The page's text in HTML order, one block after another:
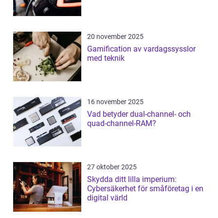
20 november 2025
Gamification av vardagssysslor
med teknik
16 november 2025
Vad betyder dual-channel- och
quad-channel-RAM?
27 oktober 2025
Skydda ditt lilla imperium:
Cybersäkerhet för småföretag i en
digital värld